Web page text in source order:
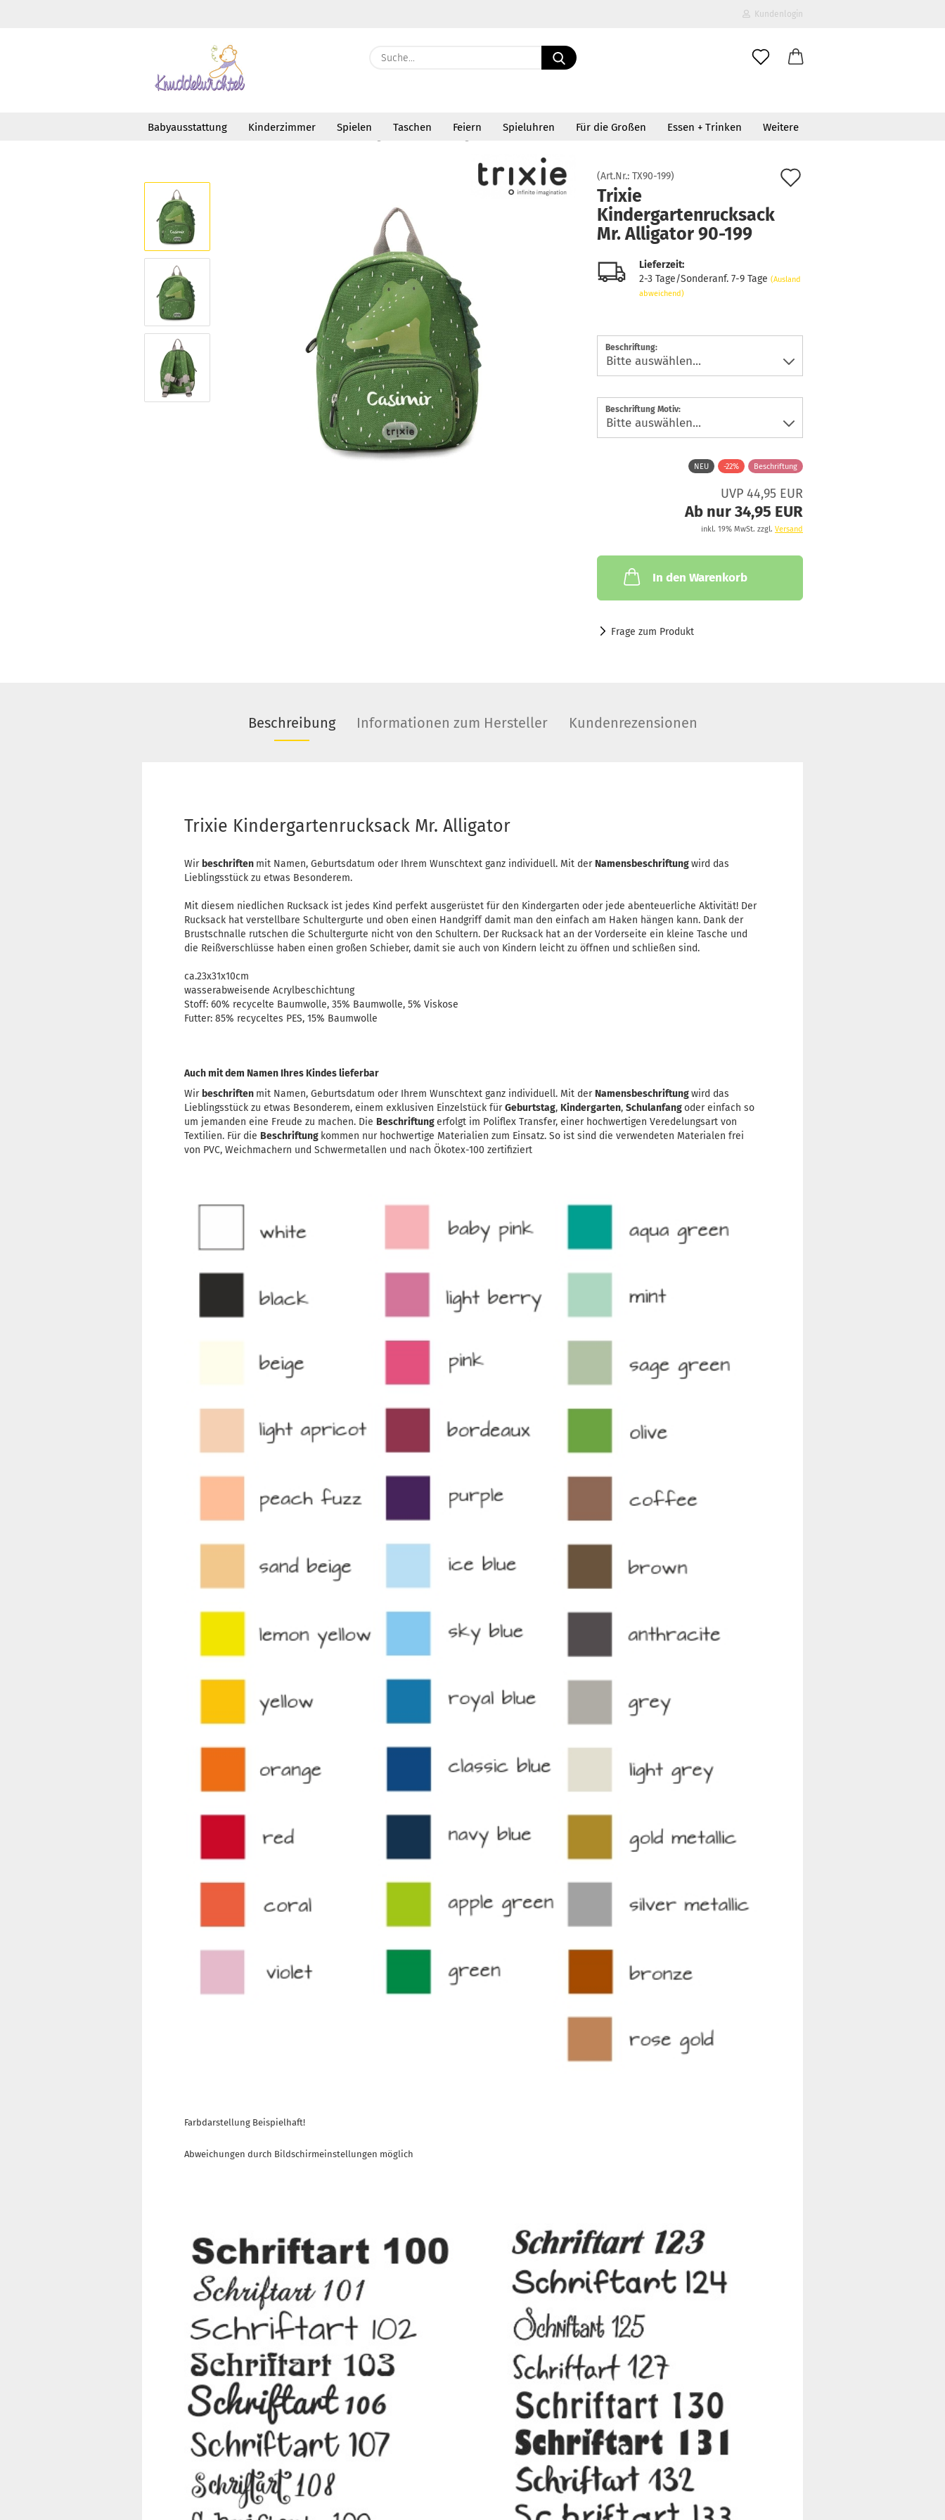
Kundenlogin
Passwort
Konto erstellen
Passwort vergessen?
Suche...
Babyausstattung Kinderzimmer Spielen Taschen Feiern Spieluhren Für die Großen Essen + Trinken Weitere
(Art.Nr.: TX90-199)
Trixie
Kindergartenrucksack
Mr. Alligator 90-199
Lieferzeit:
2-3 Tage/Sonderanf. 7-9 Tage (Ausland
abweichend)
Beschriftung:
Beschriftung Motiv:
NEU -22% Beschriftung
UVP 44,95 EUR
Ab nur 34,95 EUR
inkl. 19% MwSt. zzgl. Versand
In den Warenkorb
Frage zum Produkt
Beschreibung Informationen zum Hersteller Kundenrezensionen
Trixie Kindergartenrucksack Mr. Alligator
Wir beschriften mit Namen, Geburtsdatum oder Ihrem Wunschtext ganz individuell. Mit der Namensbeschriftungwird das
Lieblingsstück zu etwas Besonderem.
Mit diesem niedlichen Rucksack ist jedes Kind perfekt ausgerüstet für den Kindergarten oder jede abenteuerliche Aktivität! Der
Rucksack hat verstellbare Schultergurte und oben einen Handgriff damit man den einfach am Haken hängen kann. Dank der
Brustschnalle rutschen die Schultergurte nicht von den Schultern. Der Rucksack hat an der Vorderseite ein kleine Tasche und
die Reißverschlüsse haben einen großen Schieber, damit sie auch von Kindern leicht zu öffnen und schließen sind.
ca.23x31x10cm
wasserabweisende Acrylbeschichtung
Stoff: 60% recycelte Baumwolle, 35% Baumwolle, 5% Viskose
Futter: 85% recyceltes PES, 15% Baumwolle
Auch mit dem Namen Ihres Kindes lieferbar
Wir beschriften mit Namen, Geburtsdatum oder Ihrem Wunschtext ganz individuell. Mit der Namensbeschriftungwird das
Lieblingsstück zu etwas Besonderem, einem exklusiven Einzelstück fürGeburtstag, Kindergarten, Schulanfangoder einfach so
um jemanden eine Freude zu machen. Die Beschriftungerfolgt im Poliflex Transfer, einer hochwertigen Veredelungsart von
Textilien. Für die Beschriftung kommen nur hochwertige Materialien zum Einsatz. So ist sind die verwendeten Materialen frei
von PVC, Weichmachern und Schwermetallen und nach Ökotex-100 zertifiziert
Farbdarstellung Beispielhaft!
Abweichungen durch Bildschirmeinstellungen möglich